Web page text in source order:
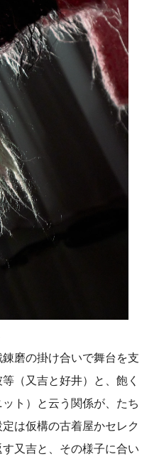
磨の掛け合いで舞台を支
（又吉と好井）と、飽く
ト）と云う関係が、たち
は仮構の古着屋かセレク
又吉と、その様子に合い